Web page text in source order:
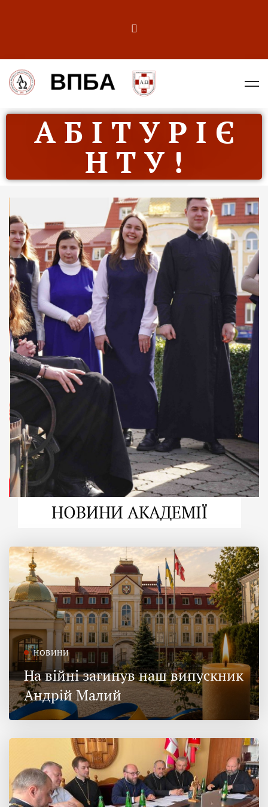
А Б І Т У Р І Є
Н Т У !
ДУХОВНО СИЛЬНІ!
ВПБА — спільнота, де
формується
покликання
Читати більше
НОВИНИ АКАДЕМІЇ
НОВИНИ
На війні загинув наш випускник
Андрій Малий